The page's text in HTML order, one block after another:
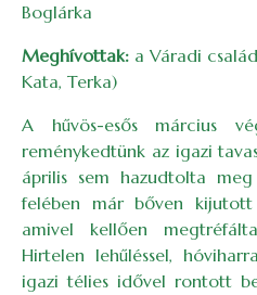
Boglárka
Meghívottak: a Váradi
Kata, Terka)
A hűvös-esős március
reménykedtünk az igazi
április sem hazudtolta
felében már bőven kijutott
amivel kellően
Hirtelen lehűléssel,
igazi télies idővel rontott